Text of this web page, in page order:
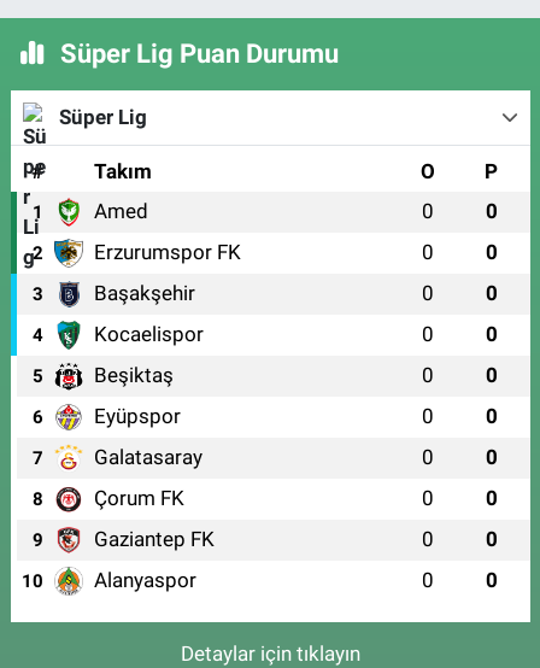
Süper Lig Puan Durumu
Süper Lig
# Takım O P
1 Amed 0 0
2 Erzurumspor FK 0 0
3 Başakşehir 0 0
4 Kocaelispor 0 0
5 Beşiktaş 0 0
6 Eyüpspor 0 0
7 Galatasaray 0 0
8 Çorum FK 0 0
9 Gaziantep FK 0 0
10 Alanyaspor 0 0
Detaylar için tıklayın